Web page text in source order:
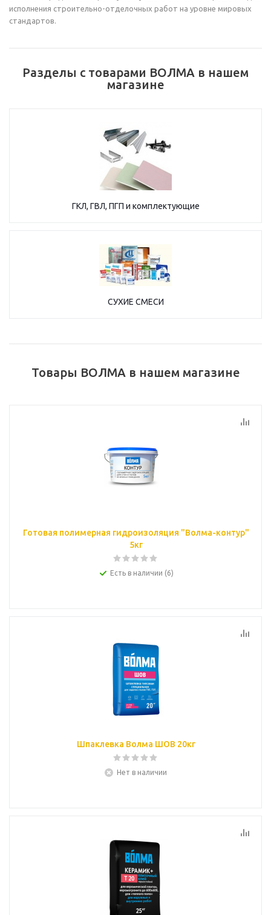
исполнения строительно-отделочных работ на уровне мировых
стандартов.
Разделы с товарами ВОЛМА в нашем
магазине
ГКЛ, ГВЛ, ПГП и комплектующие
СУХИЕ СМЕСИ
Товары ВОЛМА в нашем магазине
Готовая полимерная гидроизоляция "Волма-контур"
5кг
Есть в наличии (6)
Шпаклевка Волма ШОВ 20кг
Нет в наличии